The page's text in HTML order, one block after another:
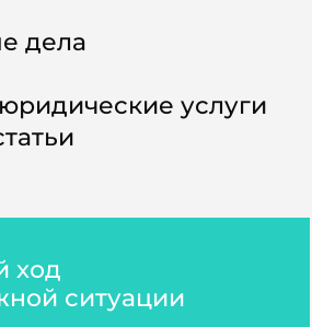
дела
услуги
ход
ситуации